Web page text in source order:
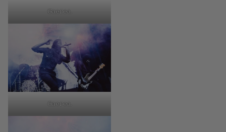
Gaerea.
Gaerea.